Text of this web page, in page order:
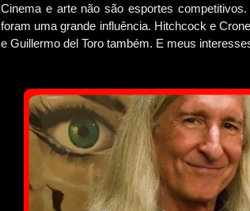
Cinema e arte não são esportes
foram uma grande influência. Hitchcock e
e Guillermo del Toro também. E meus